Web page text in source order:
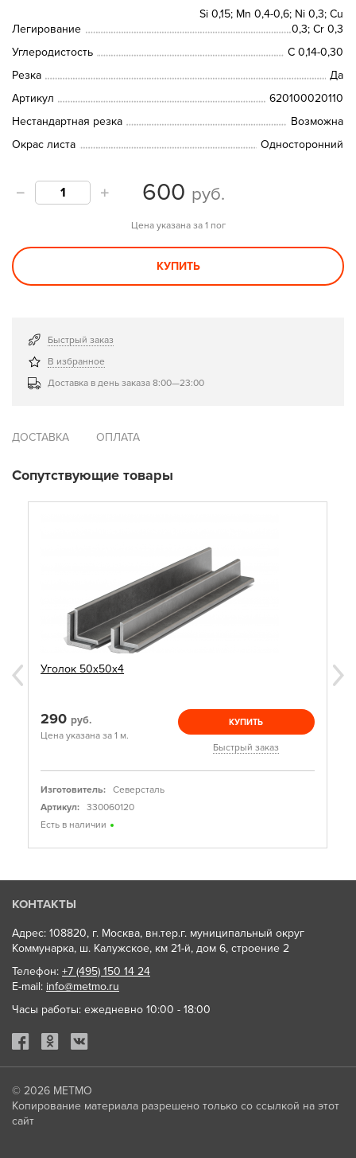
Легирование
Si 0,15; Mn 0,4-0,6; Ni 0,3; Cu
0,3; Cr 0,3
Углеродистость
C 0,14-0,30
Резка
Да
Артикул
620100020110
Нестандартная резка
Возможна
Окрас листа
Односторонний
600 руб.
Цена указана за 1 пог
КУПИТЬ
Быстрый заказ
В избранное
Доставка в день заказа 8:00—23:00
ДОСТАВКА ОПЛАТА
Сопутствующие товары
Уголок 50х50х4
290 руб.
Цена указана за 1 м.
КУПИТЬ
Быстрый заказ
Изготовитель:
Северсталь
Артикул:
330060120
Есть в наличии
КОНТАКТЫ
Адрес: 108820, г. Москва, вн.тер.г. муниципальный округ
Коммунарка, ш. Калужское, км 21-й, дом 6, строение 2
Телефон: +7 (495) 150 14 24
E-mail: info@metmo.ru
Часы работы: ежедневно 10:00 - 18:00
© 2026 МЕТМО
Копирование материала разрешено только со ссылкой на этот
сайт